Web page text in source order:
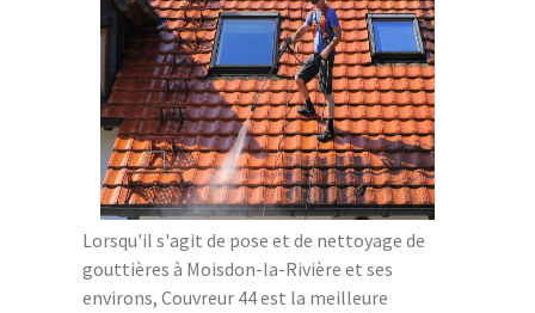
Lorsqu'il s'agit de pose et de nettoyage de
gouttières à Moisdon-la-Rivière et ses
environs, Couvreur 44 est la meilleure